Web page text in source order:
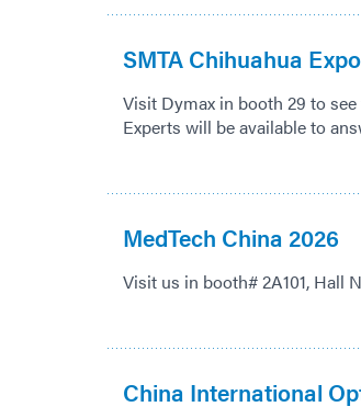
SMTA Chihuahua
Visit Dymax in booth 29 to
Experts will be available to
MedTech China 2026
Visit us in booth# 2A101, Hall
China International